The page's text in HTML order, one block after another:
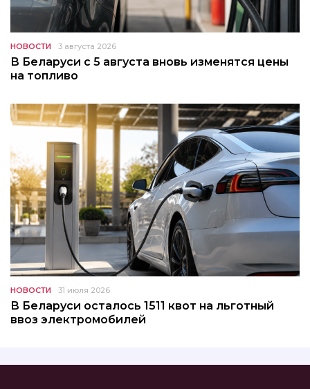
НОВОСТИ 3 августа 2026
В Беларуси с 5 августа вновь изменятся цены
на топливо
НОВОСТИ 31 июля 2026
В Беларуси осталось 1511 квот на льготный
ввоз электромобилей